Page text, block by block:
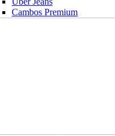
Cambos Premium